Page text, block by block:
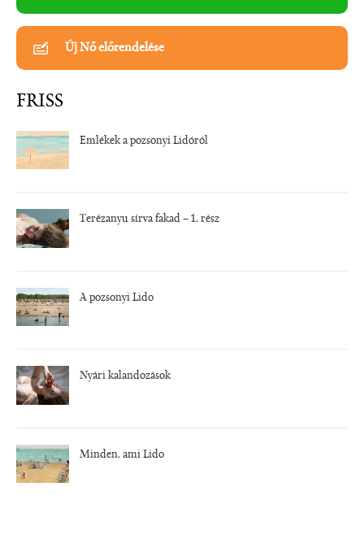
Új Nő előrendelése
FRISS
Emlékek a pozsonyi Lidóról
Terézanyu sírva fakad – 1. rész
A pozsonyi Lido
Nyári kalandozások
Minden, ami Lido